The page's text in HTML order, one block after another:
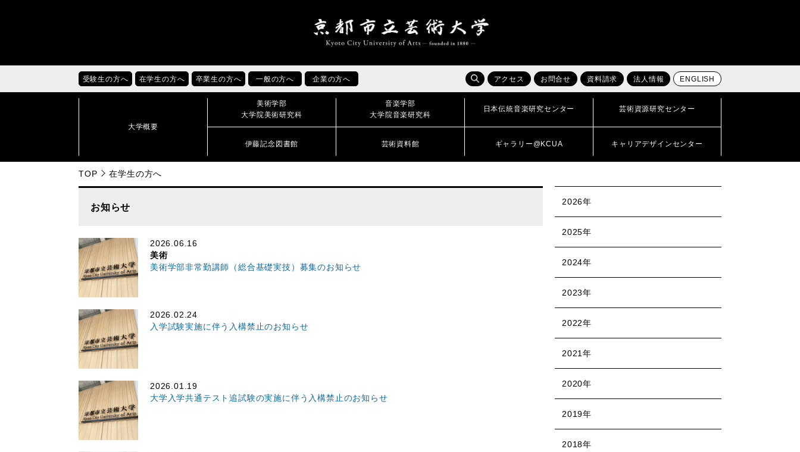
受験生の方へ 在学生の方へ 卒業生の方へ 一般の方へ 企業の方へ アクセス お問合せ 資料請求 法人情報 ENGLISH
大学概要
美術学部
大学院美術研究科
音楽学部
大学院音楽研究科
日本伝統音楽研究センター 芸術資源研究センター
伊藤記念図書館 芸術資料館 ギャラリー@KCUA キャリアデザインセンター
TOP 在学生の方へ
お知らせ
2026.06.16
美術
美術学部非常勤講師（総合基礎実技）募集のお知らせ
2026.02.24
入学試験実施に伴う入構禁止のお知らせ
2026.01.19
大学入学共通テスト追試験の実施に伴う入構禁止のお知らせ
2026年
2025年
2024年
2023年
2022年
2021年
2020年
2019年
2018年